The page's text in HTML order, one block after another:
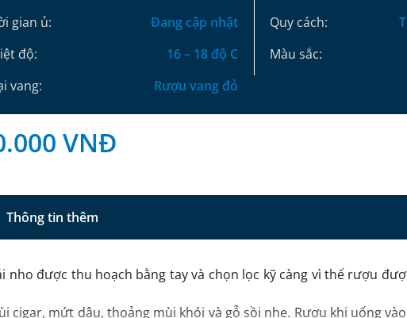
gian ủ: Đang cập nhật Quy cách:
độ:
16 – 18 độ C Màu sắc:
vang:
Rượu vang đỏ
VNĐ
Thông tin thêm
được thu hoạch bằng tay và chọn lọc kỹ càng vì thế rượu
mứt dâu, thoảng mùi khói và gỗ sồi nhẹ. Rượu khi uống